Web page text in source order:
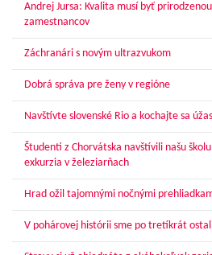
Andrej Jursa: Kvalita musí byť
zamestnancov
Záchranári s novým ultrazvukom
Dobrá správa pre ženy v regióne
Navštívte slovenské Rio a kochajte sa
Študenti z Chorvátska navštívili našu
exkurzia v železiarňach
Hrad ožil tajomnými nočnými
V pohárovej histórii sme po tretíkrát